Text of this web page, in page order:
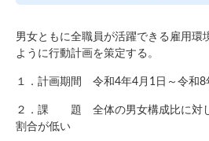
男女ともに全職員が活躍できる雇用環
ように行動計画を策定する。
１．計画期間 令和4年4月1日～令和8
２．課 題 全体の男女構成比に対し
割合が低い